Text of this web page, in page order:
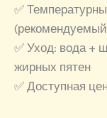
✅
✅ Уход: вода +
жирных пятен
✅ Доступная